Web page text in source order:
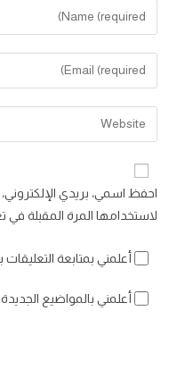
Enter
your
name
comment
Enter
your
email
address
comment
Enter
your
website
احفظ اسمي، بريدي
لاستخدامها المرة المقبلة في
أعلمني بمتابعة التعليقات
أعلمني بالمواضيع